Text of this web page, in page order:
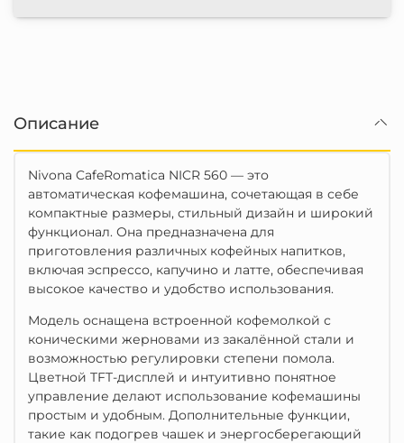
Описание
Nivona CafeRomatica NICR 560 — это
автоматическая кофемашина, сочетающая в себе
компактные размеры, стильный дизайн и широкий
функционал. Она предназначена для
приготовления различных кофейных напитков,
включая эспрессо, капучино и латте, обеспечивая
высокое качество и удобство использования.
Модель оснащена встроенной кофемолкой с
коническими жерновами из закалённой стали и
возможностью регулировки степени помола.
Цветной TFT-дисплей и интуитивно понятное
управление делают использование кофемашины
простым и удобным. Дополнительные функции,
такие как подогрев чашек и энергосберегающий